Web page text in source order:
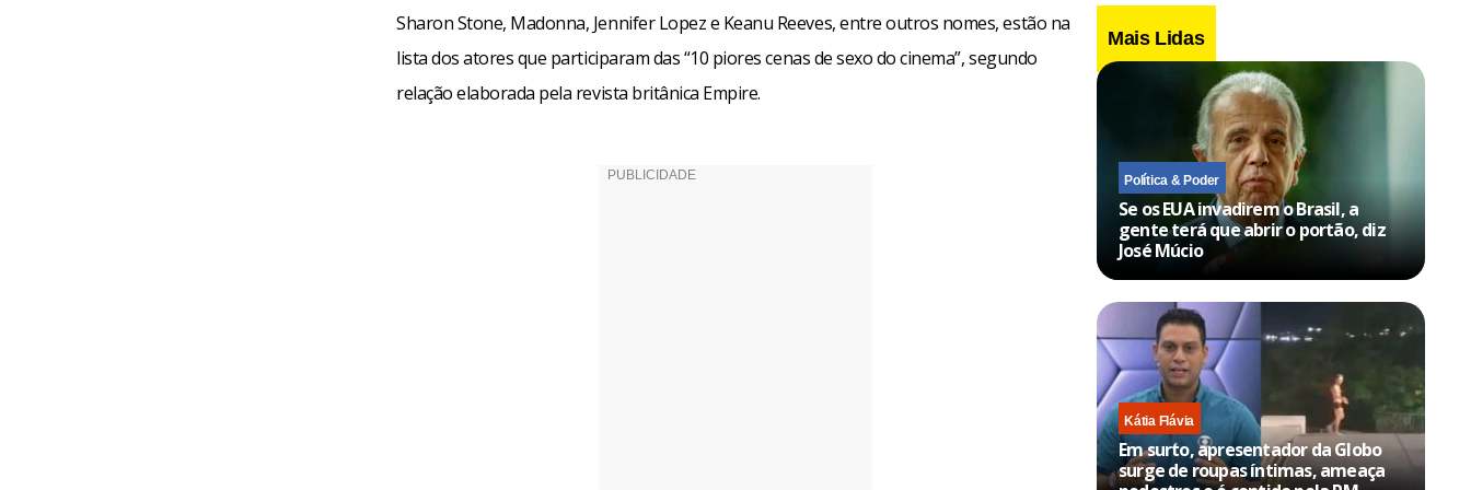
Sharon Stone, Madonna, Jennifer Lopez e Keanu Reeves, entre outros nomes, estão na
lista dos atores que participaram das “10 piores cenas de sexo do cinema”, segundo
relação elaborada pela revista britânica Empire.
Mais Lidas
Política & Poder
Se os EUA invadirem o Brasil, a
gente terá que abrir o portão, diz
José Múcio
Kátia Flávia
Em surto, apresentador da Globo
surge de roupas íntimas, ameaça